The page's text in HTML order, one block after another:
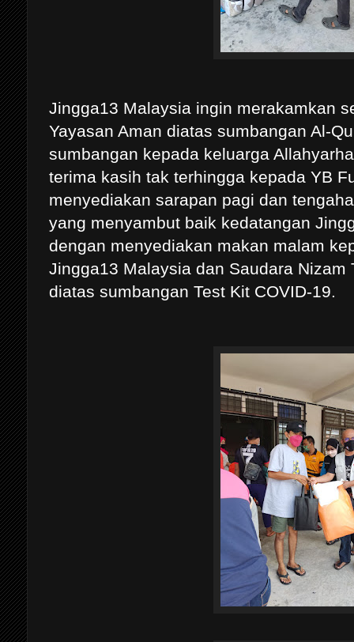
Jingga13 Malaysia ingin merakamkan
Yayasan Aman diatas sumbangan Al-
sumbangan kepada keluarga
terima kasih tak terhingga kepada YB
menyediakan sarapan pagi dan
yang menyambut baik kedatangan
dengan menyediakan makan malam
Jingga13 Malaysia dan Saudara Nizam
diatas sumbangan Test Kit COVID-19.